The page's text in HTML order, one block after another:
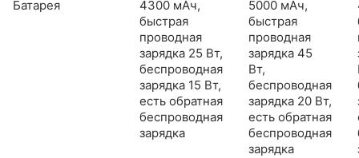
Батарея
4300 мАч,
быстрая
проводная
зарядка 25 Вт,
беспроводная
зарядка 15 Вт,
есть обратная
беспроводная
зарядка
5000 мАч,
быстрая
проводная
зарядка 45
Вт,
беспроводная
зарядка 20 Вт,
есть обратная
беспроводная
зарядка